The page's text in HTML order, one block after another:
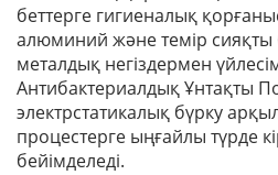
беттерге гигиеналық
алюминий және темір сияқты
металдық негіздермен
Антибактериалдық Ұнтақты
электрстатикалық бүрку
процестерге ыңғайлы түрде
бейімделеді.